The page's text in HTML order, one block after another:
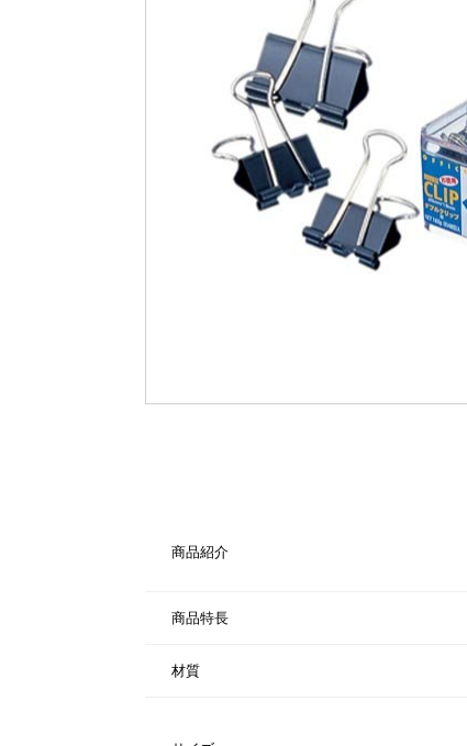
商品紹介
商品特長
材質